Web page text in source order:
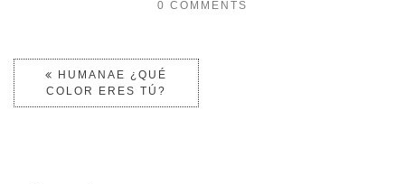
0 COMMENTS
HUMANAE ¿QUÉ
COLOR ERES TÚ?